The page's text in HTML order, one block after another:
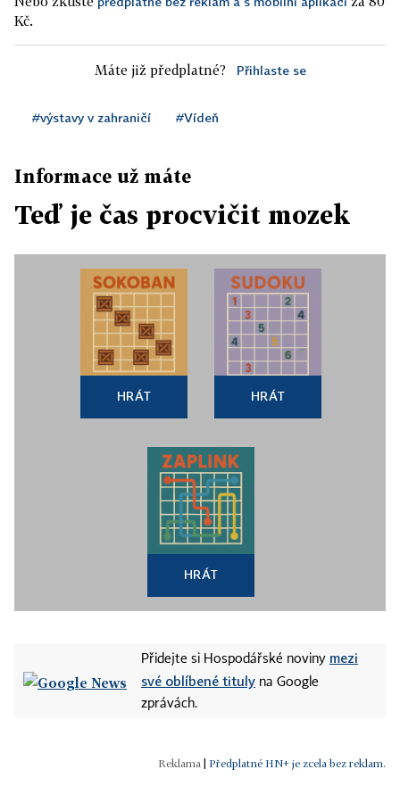
Kč.
Máte již předplatné? Přihlaste se
#výstavy v zahraničí #Vídeň
Informace už máte
Teď je čas procvičit mozek
HRÁT HRÁT
HRÁT
Přidejte si Hospodářské noviny mezi
své oblíbené tituly na Google
zprávách.
| Předplatné HN+ je zcela bez reklam.